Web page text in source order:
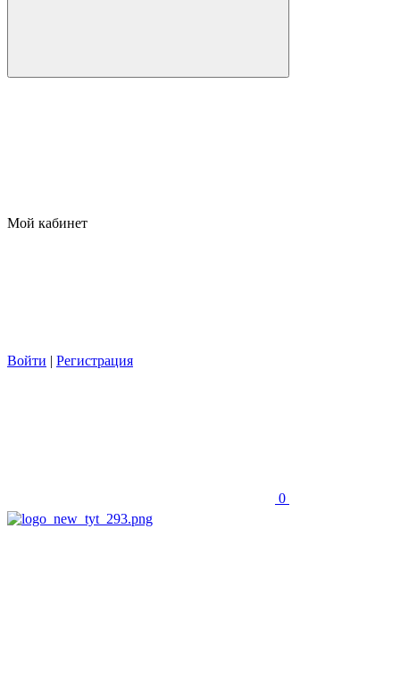
Мой кабинет
Войти | Регистрация
0